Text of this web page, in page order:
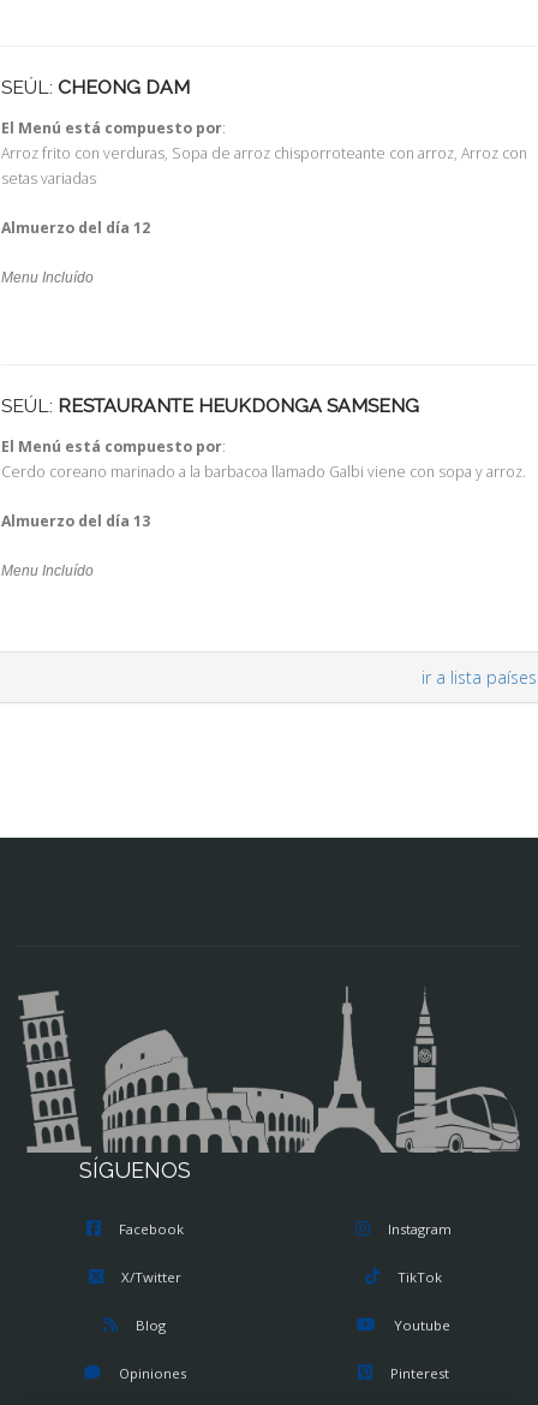
SEÚL: CHEONG DAM
El Menú está compuesto por:
Arroz frito con verduras, Sopa de arroz chisporroteante con arroz, Arroz con
setas variadas
Almuerzo del día 12
Menu Incluído
SEÚL: RESTAURANTE HEUKDONGA SAMSENG
El Menú está compuesto por:
Cerdo coreano marinado a la barbacoa llamado Galbi viene con sopa y arroz.
Almuerzo del día 13
Menu Incluído
ir a lista países
SÍGUENOS
Facebook
X/Twitter
Blog
Opiniones
Instagram
TikTok
Youtube
Pinterest